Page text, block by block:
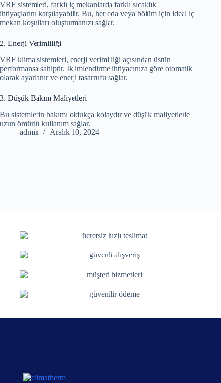
VRF sistemleri, farklı iç mekanlarda farklı sıcaklık
ihtiyaçlarını karşılayabilir. Bu, her oda veya bölüm için ideal iç
mekan koşulları oluşturmanızı sağlar.
2. Enerji Verimliliği
VRF klima sistemleri, enerji verimliliği açısından üstün
performansa sahiptir. İklimlendirme ihtiyacınıza göre otomatik
olarak ayarlanır ve enerji tasarrufu sağlar.
3. Düşük Bakım Maliyetleri
Bu sistemlerin bakımı oldukça kolaydır ve düşük maliyetlerle
uzun ömürlü kullanım sağlar.
admin
Aralık 10, 2024